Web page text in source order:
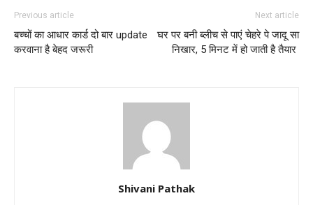
Previous article
बच्चों का आधार कार्ड दो बार update
करवाना है बेहद जरूरी
Next article
घर पर बनी ब्लीच से पाएं चेहरे पे जादू सा
निखार, 5 मिनट में हो जाती है तैयार
Shivani Pathak